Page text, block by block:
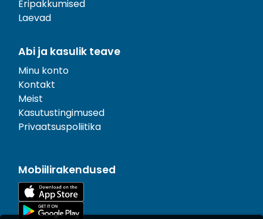
Eripakkumised
Laevad
Abi ja kasulik teave
Minu konto
Kontakt
Meist
Kasutustingimused
Privaatsuspoliitika
Mobiilirakendused